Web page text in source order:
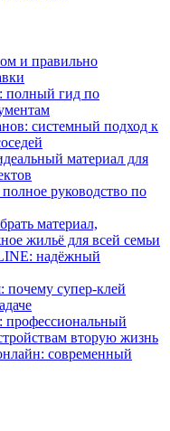
и правильно
полный гид по
системный подход к
материал для
руководство по
материал,
жильё для всей семьи
надёжный
супер‑клей
профессиональный
вторую жизнь
современный